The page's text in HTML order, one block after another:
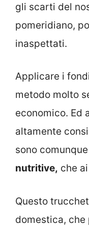
gli scarti del
pomeridiano,
inaspettati.
Applicare i
metodo molto
economico. Ed
altamente
sono comunque
nutritive, che
Questo
domestica, che